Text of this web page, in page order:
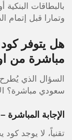
بالبطاقات
وتمارا قبل إتمام
مباشرة من
سعودي مباشرة؟
الإجابة المباشرة